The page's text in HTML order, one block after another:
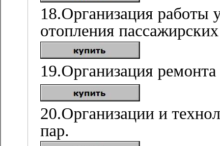
18.Организация работы
отопления
19.Организация
20.Организации и
пар.